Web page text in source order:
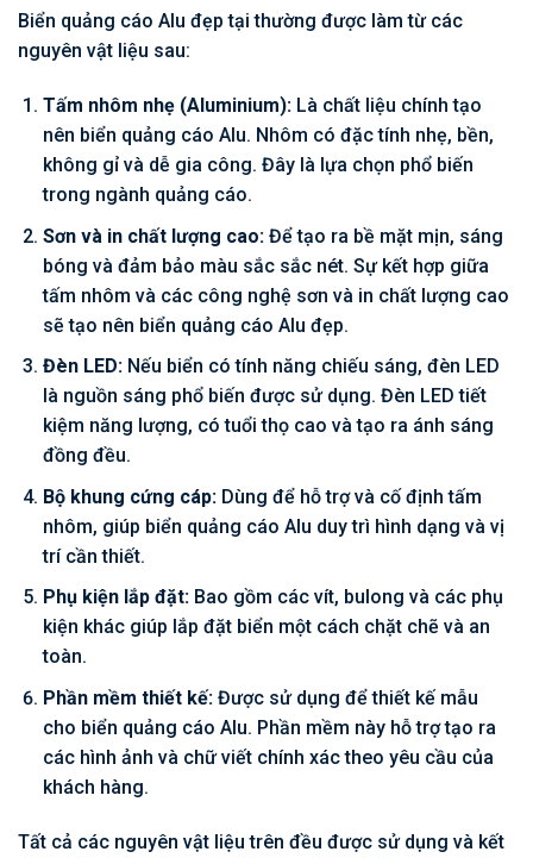
Biển quảng cáo Alu đẹp tại thường được làm từ các
nguyên vật liệu sau:
Tấm nhôm nhẹ (Aluminium):Là chất liệu chính tạo
nên biển quảng cáo Alu. Nhôm có đặc tính nhẹ, bền,
không gỉ và dễ gia công. Đây là lựa chọn phổ biến
trong ngành quảng cáo.
Sơn và in chất lượng cao:Để tạo ra bề mặt mịn, sáng
bóng và đảm bảo màu sắc sắc nét. Sự kết hợp giữa
tấm nhôm và các công nghệ sơn và in chất lượng cao
sẽ tạo nên biển quảng cáo Alu đẹp.
Đèn LED:Nếu biển có tính năng chiếu sáng, đèn LED
là nguồn sáng phổ biến được sử dụng. Đèn LED tiết
kiệm năng lượng, có tuổi thọ cao và tạo ra ánh sáng
đồng đều.
Bộ khung cứng cáp:Dùng để hỗ trợ và cố định tấm
nhôm, giúp biển quảng cáo Alu duy trì hình dạng và vị
trí cần thiết.
Phụ kiện lắp đặt:Bao gồm các vít, bulong và các phụ
kiện khác giúp lắp đặt biển một cách chặt chẽ và an
toàn.
Phần mềm thiết kế:Được sử dụng để thiết kế mẫu
cho biển quảng cáo Alu. Phần mềm này hỗ trợ tạo ra
các hình ảnh và chữ viết chính xác theo yêu cầu của
khách hàng.
Tất cả các nguyên vật liệu trên đều được sử dụng và kết